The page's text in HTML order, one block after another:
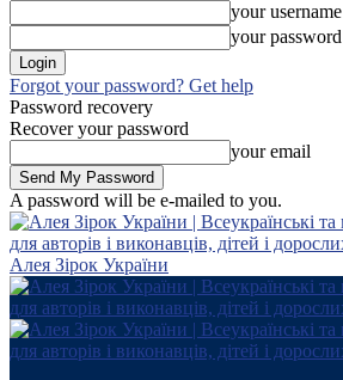
your username
your password
Forgot your password? Get help
Password recovery
Recover your password
your email
A password will be e-mailed to you.
Алея Зірок України